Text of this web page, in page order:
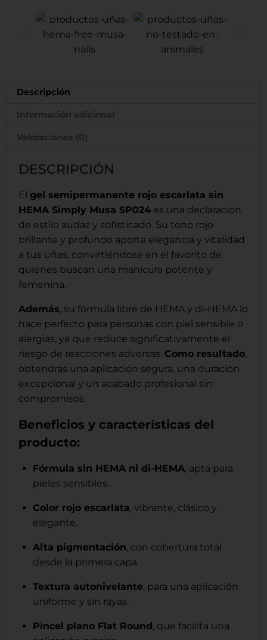
Descripción
Información adicional
Valoraciones (0)
DESCRIPCIÓN
El gel semipermanente rojo escarlata sin
HEMA Simply Musa SP024 es una declaración
de estilo audaz y sofisticado. Su tono rojo
brillante y profundo aporta elegancia y vitalidad
a tus uñas, convirtiéndose en el favorito de
quienes buscan una manicura potente y
femenina.
Además, su fórmula libre de HEMA y di-HEMA lo
hace perfecto para personas con piel sensible o
alergias, ya que reduce significativamente el
riesgo de reacciones adversas. Como resultado,
obtendrás una aplicación segura, una duración
excepcional y un acabado profesional sin
compromisos.
Beneficios y características del
producto:
Fórmula sin HEMA ni di-HEMA, apta para
pieles sensibles.
Color rojo escarlata, vibrante, clásico y
elegante.
Alta pigmentación, con cobertura total
desde la primera capa.
Textura autonivelante, para una aplicación
uniforme y sin rayas.
Pincel plano Flat Round, que facilita una